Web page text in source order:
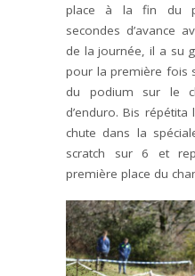
place à la fin du
secondes d’avance
de la journée, il a su
pour la première fois
du podium sur le
d’enduro. Bis
chute dans la
scratch sur 6 et
première place du